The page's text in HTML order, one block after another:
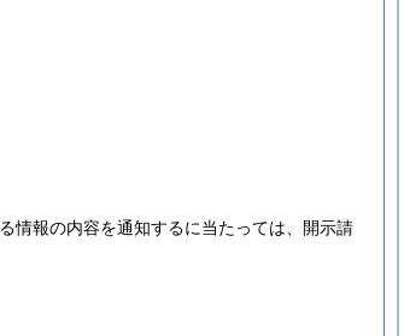
情報の内容を通知するに当たっては、開示請